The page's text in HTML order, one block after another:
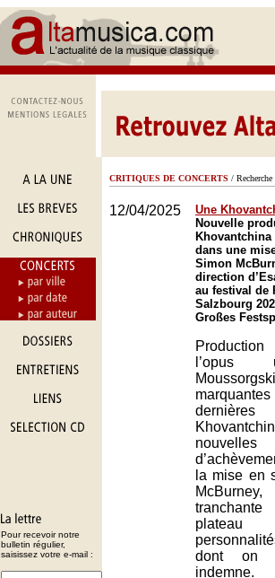
Pour recevoir notre
bulletin régulier,
saisissez votre e-mail :
CRITIQUES DE CONCERTS / Recherche
12/04/2025
Une
Nouvelle
dans une
Simon
direction
au festival de
Salzbourg
Großes
l’opus
dernières
la mise en
dont on
indemne.